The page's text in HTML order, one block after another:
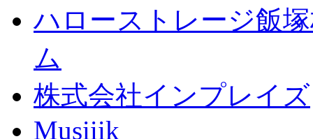
ハローストレージ飯
ム
株式会社インプレイズ
Musiiik